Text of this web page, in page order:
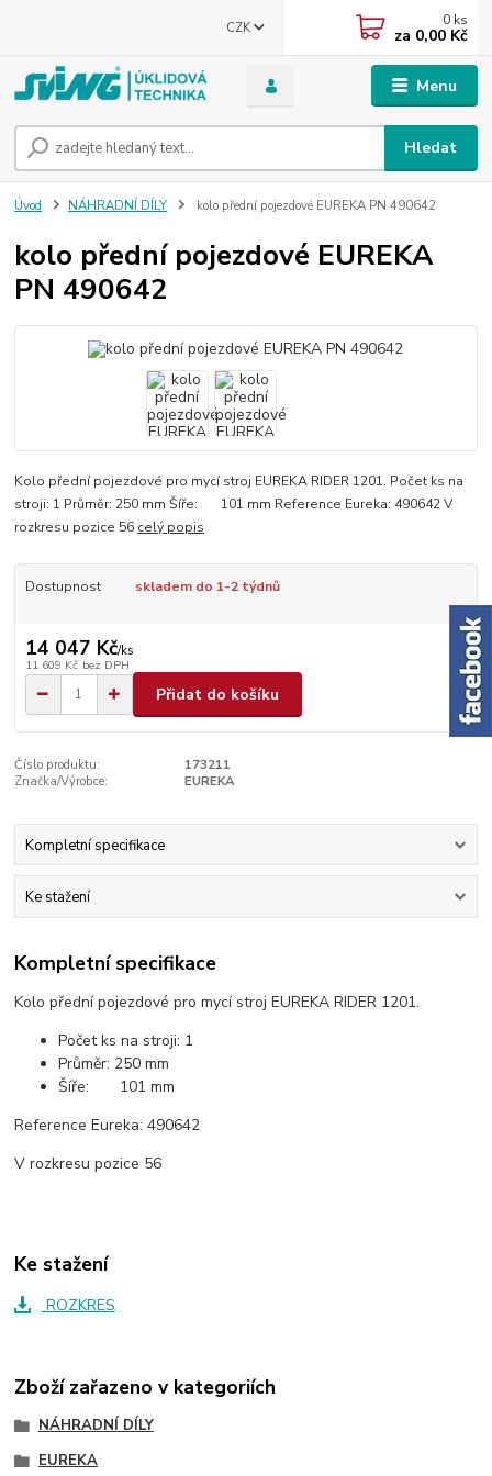
Menu
CZK
Hledat
0 ks
za 0,00 Kč
Úvod NÁHRADNÍ DÍLY kolo přední pojezdové EUREKA PN 490642
kolo přední pojezdové EUREKA
PN 490642
Kolo přední pojezdové pro mycí stroj EUREKA RIDER 1201. Počet ks na
stroji: 1 Průměr: 250 mm Šíře: 101 mm Reference Eureka: 490642 V
rozkresu pozice 56 celý popis
Dostupnost skladem do 1-2 týdnů
14 047 Kč/ks
11 609 Kč bez DPH
Přidat do košíku
Číslo produktu:
173211
Značka/Výrobce:
EUREKA
Kompletní specifikace
Ke stažení
Kompletní specifikace
Kolo přední pojezdové pro mycí stroj EUREKA RIDER 1201.
Počet ks na stroji: 1
Průměr: 250 mm
Šíře: 101 mm
Reference Eureka: 490642
V rozkresu pozice 56
Ke stažení
ROZKRES
Zboží zařazeno v kategoriích
NÁHRADNÍ DÍLY
EUREKA